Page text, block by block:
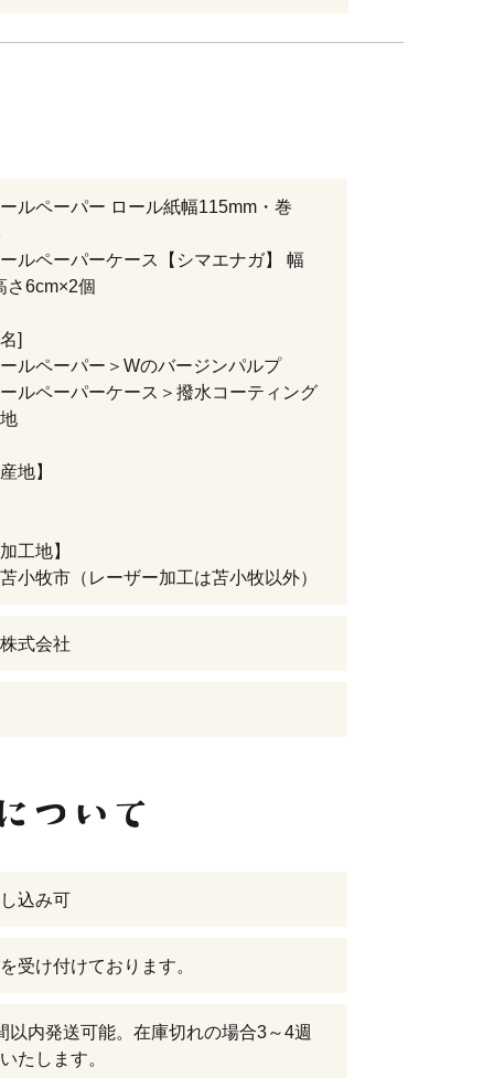
ールペーパー ロール紙幅115mm・巻
ールペーパーケース【シマエナガ】 幅
さ6cm×2個
]
ルペーパー＞Wのバージンパルプ
ルペーパーケース＞撥水コーティング
地】
工地】
小牧市（レーザー加工は苫小牧以外）
式会社
込み可
受け付けております。
以内発送可能。在庫切れの場合3～4週
たします。